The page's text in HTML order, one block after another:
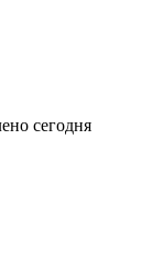
сегодня